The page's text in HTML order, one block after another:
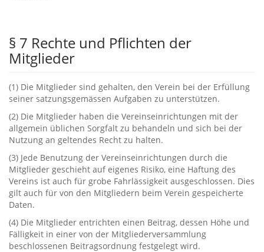
§ ‬7‭ ‬Rechte und Pflichten der
Mitglieder
‭(‬1‭) ‬Die Mitglieder sind gehalten,‭ ‬den Verein bei der Erfüllung
seiner satzungsgemässen Aufgaben zu unterstützen.
‭(‬2‭) ‬Die Mitglieder haben die Vereinseinrichtungen mit der
allgemein üblichen Sorgfalt zu behandeln und sich bei der
Nutzung an geltendes Recht zu halten.
‭(‬3‭) ‬Jede Benutzung der Vereinseinrichtungen durch die
Mitglieder geschieht auf eigenes Risiko,‭ ‬eine Haftung des
Vereins ist auch für grobe Fahrlässigkeit ausgeschlossen.‭ ‬Dies
gilt auch für von den Mitgliedern beim Verein gespeicherte
Daten.
‭(‬4‭) ‬Die Mitglieder entrichten einen Beitrag,‭ ‬dessen Höhe und
Fälligkeit in einer von der Mitgliederversammlung
beschlossenen Beitragsordnung festgelegt wird.